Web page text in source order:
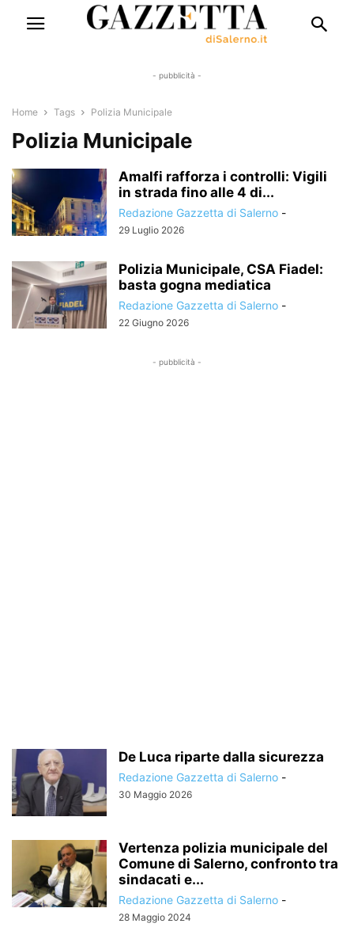
- pubblicità -
Home Tags Polizia Municipale
Polizia Municipale
Amalfi rafforza i controlli: Vigili
in strada fino alle 4 di...
Redazione Gazzetta di Salerno -
29 Luglio 2026
Polizia Municipale, CSA Fiadel:
basta gogna mediatica
Redazione Gazzetta di Salerno -
22 Giugno 2026
- pubblicità -
De Luca riparte dalla sicurezza
Redazione Gazzetta di Salerno -
30 Maggio 2026
Vertenza polizia municipale del
Comune di Salerno, confronto tra
sindacati e...
Redazione Gazzetta di Salerno -
28 Maggio 2024